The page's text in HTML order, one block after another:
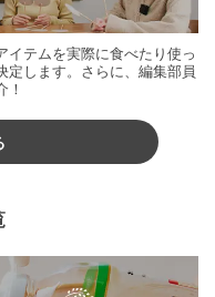
テムを実際に食べたり使っ
定します。さらに、編集部員
！